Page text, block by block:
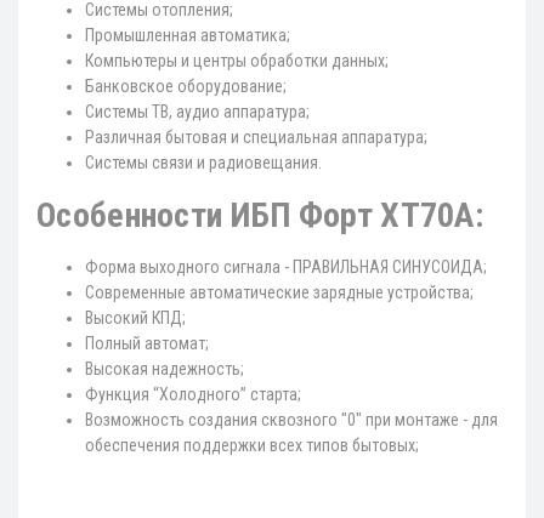
Системы отопления;
Промышленная автоматика;
Компьютеры и центры обработки данных;
Банковское оборудование;
Системы ТВ, аудио аппаратура;
Различная бытовая и специальная аппаратура;
Системы связи и радиовещания.
Особенности ИБП Форт XT70A:
Форма выходного сигнала - ПРАВИЛЬНАЯ СИНУСОИДА;
Современные автоматические зарядные устройства;
Высокий КПД;
Полный автомат;
Высокая надежность;
Функция “Холодного” старта;
Возможность создания сквозного "0" при монтаже - для
обеспечения поддержки всех типов бытовых;